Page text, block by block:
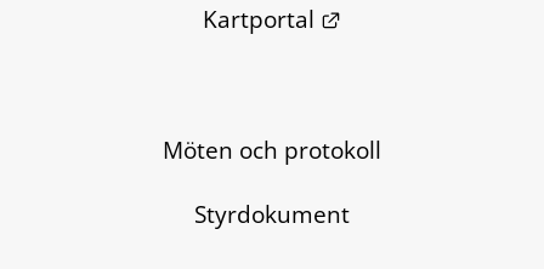
Kartportal
Länk till annan
Möten och protokoll
Styrdokument